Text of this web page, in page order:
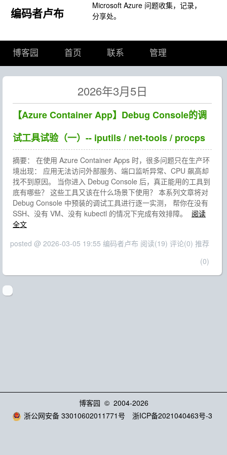
编码者卢布
Microsoft Azure 问题收集，记录，
分享处。
博客园 首页 联系 管理
2026年3月5日
【Azure Container App】Debug Console的调
试工具试验（一）-- iputils / net-tools / procps
摘要： 在使用 Azure Container Apps 时，很多问题只在生产环
境出现： 应用无法访问外部服务、端口监听异常、CPU 飙高却
找不到原因。 当你进入 Debug Console 后，真正能用的工具到
底有哪些？ 这些工具又该在什么场景下使用？ 本系列文章将对
Debug Console 中预装的调试工具进行逐一实测， 帮你在没有
SSH、没有 VM、没有 kubectl 的情况下完成有效排障。
阅读
全文
posted @ 2026-03-05 19:55 编码者卢布 阅读(19) 评论(0) 推荐
(0)
博客园 © 2004-2026
浙公网安备 33010602011771号
浙ICP备2021040463号-3